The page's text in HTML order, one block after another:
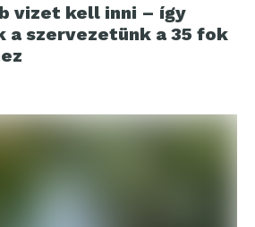
vizet kell inni – így
a szervezetünk a 35 fok